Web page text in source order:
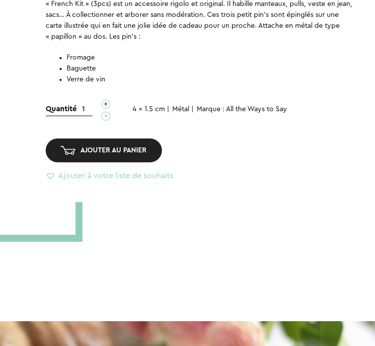
« French Kit » (3pcs) est un accessoire rigolo et original. Il habille manteaux, pulls, veste en jean,
sacs… À collectionner et arborer sans modération. Ces trois petit pin’s sont épinglés sur une
carte illustrée qui en fait une jolie idée de cadeau pour un proche. Attache en métal de type
« papillon » au dos. Les pin’s :
Fromage
Baguette
Verre de vin
Quantité quantité
(3pcs)
+
-
4 x 1.5 cm Métal Marque : All the Ways to Say
AJOUTER AU PANIER
Ajouter à votre liste de souhaits